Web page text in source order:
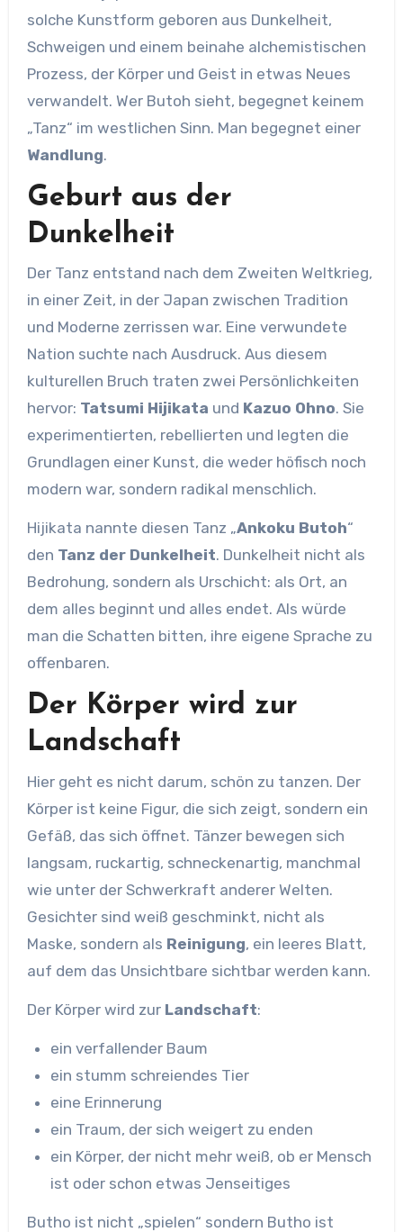
solche Kunstform geboren aus Dunkelheit,
Schweigen und einem beinahe alchemistischen
Prozess, der Körper und Geist in etwas Neues
verwandelt. Wer Butoh sieht, begegnet keinem
„Tanz“ im westlichen Sinn. Man begegnet einer
Wandlung.
Geburt aus der
Dunkelheit
Der Tanz entstand nach dem Zweiten Weltkrieg,
in einer Zeit, in der Japan zwischen Tradition
und Moderne zerrissen war. Eine verwundete
Nation suchte nach Ausdruck. Aus diesem
kulturellen Bruch traten zwei Persönlichkeiten
hervor: Tatsumi Hijikata und Kazuo Ohno. Sie
experimentierten, rebellierten und legten die
Grundlagen einer Kunst, die weder höfisch noch
modern war, sondern radikal menschlich.
Hijikata nannte diesen Tanz „Ankoku Butoh“
den Tanz der Dunkelheit. Dunkelheit nicht als
Bedrohung, sondern als Urschicht: als Ort, an
dem alles beginnt und alles endet. Als würde
man die Schatten bitten, ihre eigene Sprache zu
offenbaren.
Der Körper wird zur
Landschaft
Hier geht es nicht darum, schön zu tanzen. Der
Körper ist keine Figur, die sich zeigt, sondern ein
Gefäß, das sich öffnet. Tänzer bewegen sich
langsam, ruckartig, schneckenartig, manchmal
wie unter der Schwerkraft anderer Welten.
Gesichter sind weiß geschminkt, nicht als
Maske, sondern als Reinigung, ein leeres Blatt,
auf dem das Unsichtbare sichtbar werden kann.
Der Körper wird zur Landschaft:
ein verfallender Baum
ein stumm schreiendes Tier
eine Erinnerung
ein Traum, der sich weigert zu enden
ein Körper, der nicht mehr weiß, ob er Mensch
ist oder schon etwas Jenseitiges
Butho ist nicht „spielen“ sondern Butho ist